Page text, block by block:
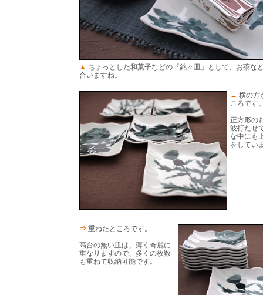
▲ ちょっとした和菓子などの『銘々皿』として、お茶な
合いますね。
← 横の方
ころです
正方形の
波打たせ
な中にも
をしてい
⇒ 重ねたところです。
高台の無い皿は、薄く奇麗に
重なりますので、多くの枚数
も重ねて収納可能です。